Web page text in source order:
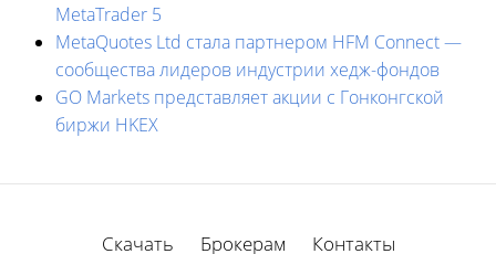
MetaTrader 5
MetaQuotes Ltd стала партнером HFM Connect —
сообщества лидеров индустрии хедж-фондов
GO Markets представляет акции с Гонконгской
биржи HKEX
Скачать Брокерам Контакты